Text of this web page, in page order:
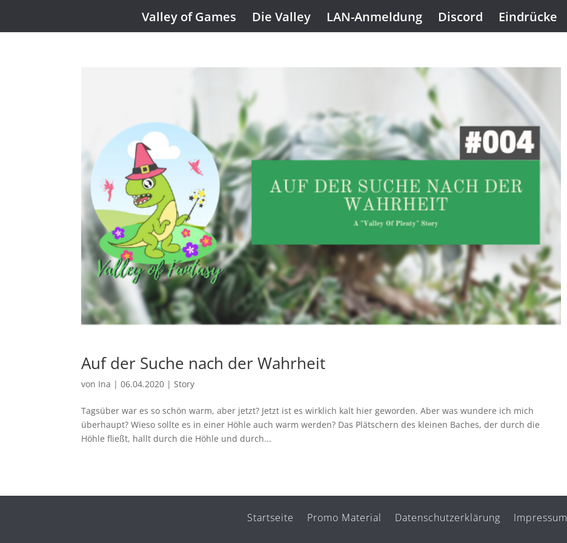
Valley of Games Die Valley LAN-Anmeldung Discord Eindrücke
Auf der Suche nach der Wahrheit
von Ina |06.04.2020 |Story
Tagsüber war es so schön warm, aber jetzt? Jetzt ist es wirklich kalt hier geworden. Aber was wundere ich mich
überhaupt? Wieso sollte es in einer Höhle auch warm werden? Das Plätschern des kleinen Baches, der durch die
Höhle fließt, hallt durch die Höhle und durch...
Startseite Promo Material Datenschutzerklärung Impressum